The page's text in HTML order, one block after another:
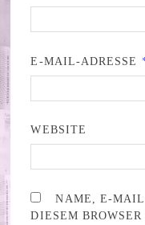
E-MAIL-ADRESSE
WEBSITE
NAME, E-
DIESEM